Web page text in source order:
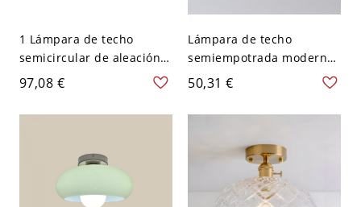
1 Lámpara de techo
semicircular de aleación
con pantalla de vidrio
adaptada para
LED/incandescente/fluore
residencial, 110V-120V,
97,08 €
Lámpara de techo
semiempotrada moderna
de plata con 1 pantalla de
vidrio - 110 A 120 V Tazón
50,31 €